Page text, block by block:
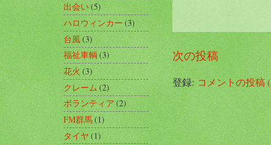
次の投稿
登録:コメントの投稿
出会い(5)
ハロウィンカー(3)
台風(3)
福祉車輌 (3)
花火(3)
クレーム(2)
ボランティア(2)
FM群馬(1)
タイヤ(1)